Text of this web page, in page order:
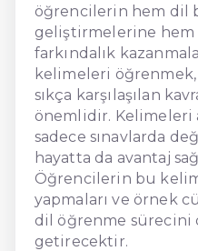
öğrencilerin hem dil
geliştirmelerine hem
farkındalık
kelimeleri
sıkça karşılaşılan
önemlidir. Kelimeleri
sadece sınavlarda
hayatta da avantaj
Öğrencilerin bu
yapmaları ve örnek
dil öğrenme sürecini
getirecektir.